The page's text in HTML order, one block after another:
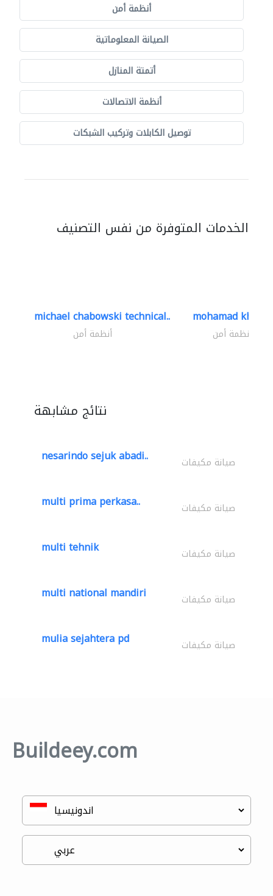
أنظمة أمن
الصيانة المعلوماتية
أتمتة المنازل
أنظمة الاتصالات
توصيل الكابلات وتركيب الشبكات
الخدمات المتوفرة من نفس التصنيف
michael chabowski technical..
أنظمة أمن
mohamad khayat
أنظمة أمن
نتائج مشابهة
nesarindo sejuk abadi.. صيانة مكيفات
multi prima perkasa.. صيانة مكيفات
multi tehnik صيانة مكيفات
multi national mandiri صيانة مكيفات
mulia sejahtera pd صيانة مكيفات
Buildeey.com